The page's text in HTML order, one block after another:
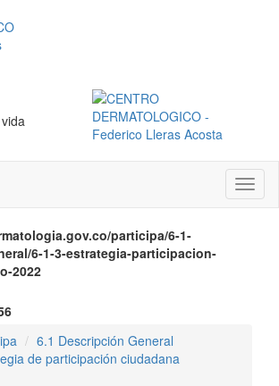
Menú
participa/6-1-
6-1-3-estrategia-participacion-
2022
6.1 Descripción General
de participación ciudadana